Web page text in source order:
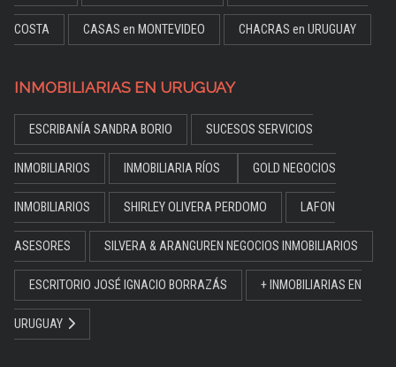
COSTA CASAS en MONTEVIDEO CHACRAS en URUGUAY
INMOBILIARIAS EN URUGUAY
ESCRIBANÍA SANDRA BORIO SUCESOS SERVICIOS
INMOBILIARIOS INMOBILIARIA RÍOS GOLD NEGOCIOS
INMOBILIARIOS SHIRLEY OLIVERA PERDOMO LAFON
ASESORES SILVERA & ARANGUREN NEGOCIOS INMOBILIARIOS
ESCRITORIO JOSÉ IGNACIO BORRAZÁS + INMOBILIARIAS EN
URUGUAY